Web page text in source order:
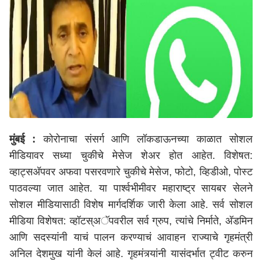
मुंबई : कोरोनाचा संसर्ग आणि लॉकडाऊनच्या काळात सोशल
मीडियावर सध्या चुकीचे मेसेज शेअर होत आहेत. विशेषत:
व्हाट्सअ‍ॅपवर अफवा पसरवणारे चुकीचे मेसेज, फोटो, व्हिडीओ, पोस्ट
पाठवल्या जात आहेत. या पार्श्वभीमीवर महाराष्ट्र सायबर सेलने
सोशल मीडियासाठी विशेष मार्गदर्शिक जारी केला आहे. सर्व सोशल
मीडिया विशेषत: व्हॉटस्अॅपवरील सर्व ग्रुप, त्यांचे निर्माते, अ‍ॅडमिन
आणि सदस्यांनी याचं पालन करण्याचं आवाहन राज्याचे गृहमंत्री
अनिल देशमुख यांनी केलं आहे. गृहमंत्र्यांनी यासंदर्भात ट्वीट करुन